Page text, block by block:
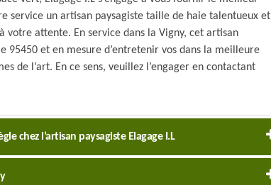
service un artisan paysagiste taille de haie talentueux et
attente. En service dans la Vigny, cet artisan
95450 et en mesure d’entretenir vos dans la meilleure
de l’art. En ce sens, veuillez l’engager en contactant
chez l’artisan paysagiste Elagage I.L